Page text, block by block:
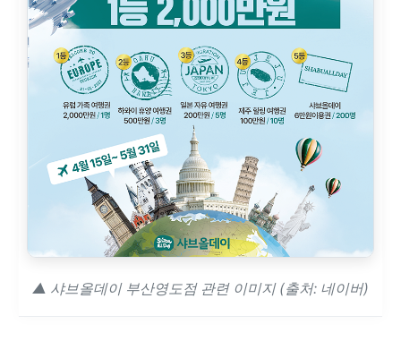
▲ 샤브올데이 부산영도점 관련 이미지 (출처: 네이버)